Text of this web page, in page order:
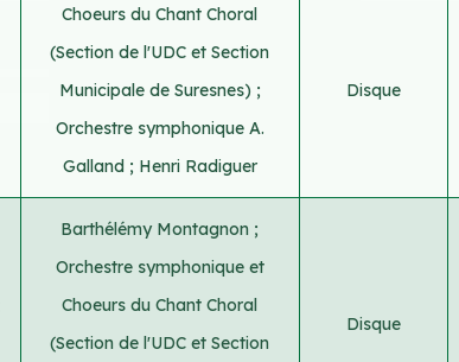
Choeurs du Chant Choral
(Section de l'UDC et Section
Municipale de Suresnes) ;
Orchestre symphonique A.
Galland ; Henri Radiguer
Disque
Barthélémy Montagnon ;
Orchestre symphonique et
Choeurs du Chant Choral
(Section de l'UDC et Section
Disque